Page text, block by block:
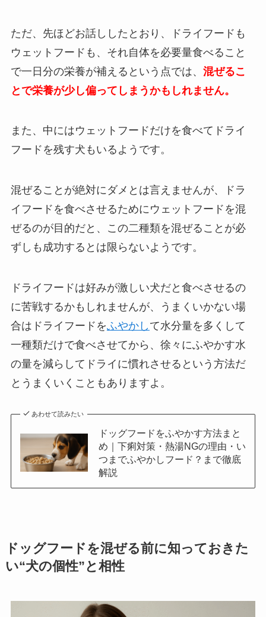
ただ、先ほどお話ししたとおり、ドライフードも
ウェットフードも、それ自体を必要量食べること
で一日分の栄養が補えるという点では、 混ぜるこ
とで栄養が少し偏ってしまうかもしれません。
また、 中にはウェットフードだけを食べてドライ
フードを残す犬もいる ようです。
混ぜることが絶対にダメとは言えませんが、ドラ
イフードを食べさせるためにウェットフードを混
ぜるのが目的だと、この二種類を混ぜることが必
ずしも成功するとは限らないようです。
ドライフードは好みが激しい犬だと食べさせるの
に苦戦するかもしれませんが、うまくいかない場
合はドライフードをふやかし て水分量を多くして
一種類だけで食べさせてから、徐々にふやかす水
の量を減らしてドライに慣れさせるという方法だ
とうまくいくこともありますよ。
あわせて読みたい
ドッグフードをふやかす方法まと
め｜下痢対策・熱湯NGの理由・い
つまでふやかしフード？まで徹底
解説
ドッグフードを混ぜる前に知っておきた
い“犬の個性”と相性